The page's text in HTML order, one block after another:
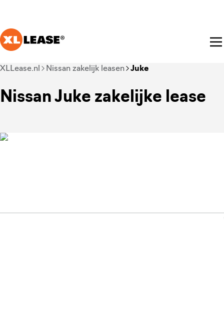
Je bent nu voorbij het hoofdmenu
XLLease.nl Nissan zakelijk leasen Juke
Nissan Juke zakelijke lease